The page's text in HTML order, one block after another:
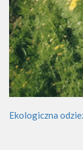
Ekologiczna